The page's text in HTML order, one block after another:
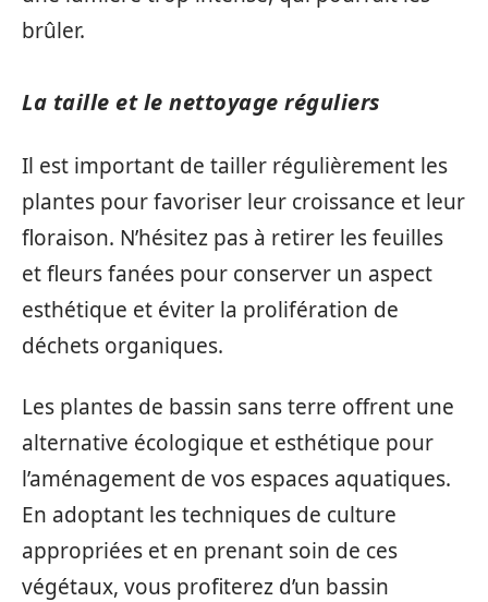
brûler.
La taille et le nettoyage réguliers
Il est important de tailler régulièrement les
plantes pour favoriser leur croissance et leur
floraison. N’hésitez pas à retirer les feuilles
et fleurs fanées pour conserver un aspect
esthétique et éviter la prolifération de
déchets organiques.
Les plantes de bassin sans terre offrent une
alternative écologique et esthétique pour
l’aménagement de vos espaces aquatiques.
En adoptant les techniques de culture
appropriées et en prenant soin de ces
végétaux, vous profiterez d’un bassin